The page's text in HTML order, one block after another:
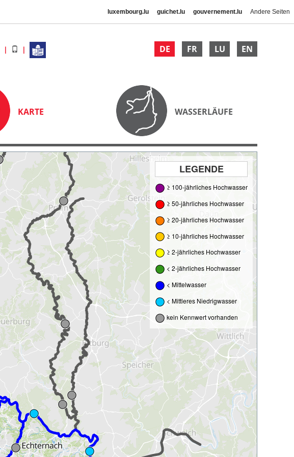
luxembourg.lu guichet.lu gouvernement.lu Andere Seiten
DE FR LU EN
KARTE WASSERLÄUFE
LEGENDE
≥ 100-jährliches Hochwasser
≥ 50-jährliches Hochwasser
≥ 20-jährliches Hochwasser
≥ 10-jährliches Hochwasser
≥ 2-jährliches Hochwasser
< 2-jährliches Hochwasser
< Mittelwasser
< Mittleres Niedrigwasser
kein Kennwert vorhanden